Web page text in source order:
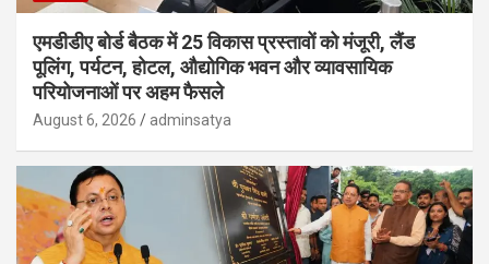
एमडीडीए बोर्ड बैठक में 25 विकास प्रस्तावों को मंजूरी, लैंड
पूलिंग, पर्यटन, होटल, औद्योगिक भवन और व्यावसायिक
परियोजनाओं पर अहम फैसले
August 6, 2026 adminsatya